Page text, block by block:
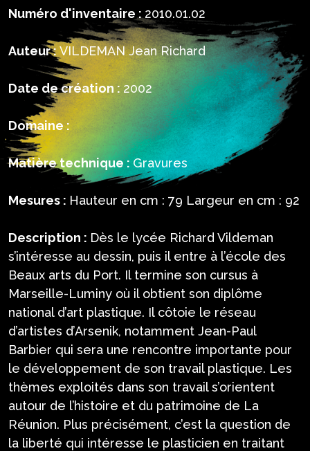
Numéro d'inventaire : 2010.01.02
Auteur : VILDEMAN Jean Richard
Date de création : 2002
Domaine :
Matière technique : Gravures
Mesures : Hauteur en cm : 79 Largeur en cm : 92
Description : Dès le lycée Richard Vildeman
s’intéresse au dessin, puis il entre à l’école des
Beaux arts du Port. Il termine son cursus à
Marseille-Luminy où il obtient son diplôme
national d’art plastique. Il côtoie le réseau
d’artistes d’Arsenik, notamment Jean-Paul
Barbier qui sera une rencontre importante pour
le développement de son travail plastique. Les
thèmes exploités dans son travail s’orientent
autour de l’histoire et du patrimoine de La
Réunion. Plus précisément, c’est la question de
la liberté qui intéresse le plasticien en traitant